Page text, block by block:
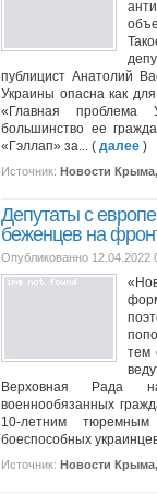
публицист Анатолий
Украины опасна как
«Главная проблема
большинство ее
«Гэллап» за... ( далее )
Источник: Новости
Депутаты с
беженцев на
Опубликованно 12.04.2022
тем
Верховная Рада
военнообязанных
10-летним
боеспособных
Источник: Новости